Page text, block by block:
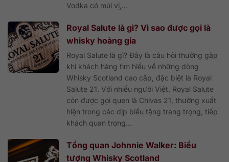
Vodka có mùi vị,...
Royal Salute là gì? Vì sao được gọi là
whisky hoàng gia
Royal Salute là gì? Đây là câu hỏi thường gặp
khi khách hàng tìm hiểu về những dòng
Whisky Scotland cao cấp, đặc biệt là Royal
Salute 21. Với nhiều người Việt, Royal Salute
còn được gọi quen là Chivas 21, thường xuất
hiện trong các dịp biếu tặng trang trọng, tiếp
khách quan trọng...
Tổng quan Johnnie Walker: Biểu
tượng Whisky Scotland